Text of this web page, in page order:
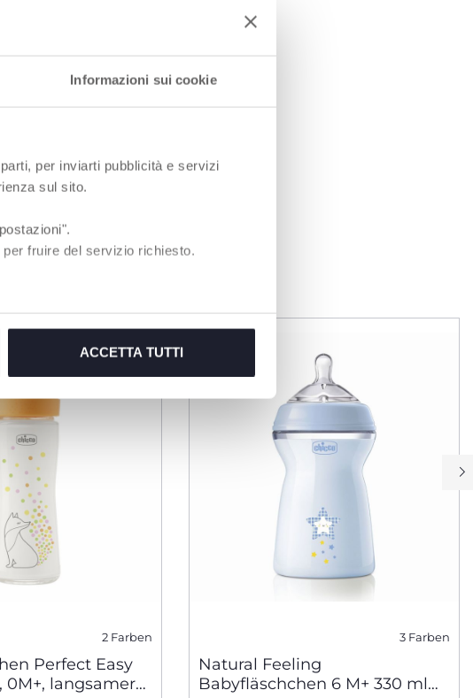
Informazioni sui cookie
per inviarti pubblicità e servizi
sul sito.
fruire del servizio richiesto.
ACCETTA TUTTI
2 Farben
Perfect Easy
0M+, langsamer
3 Farben
Natural Feeling
Babyfläschchen 6 M+ 330 ml